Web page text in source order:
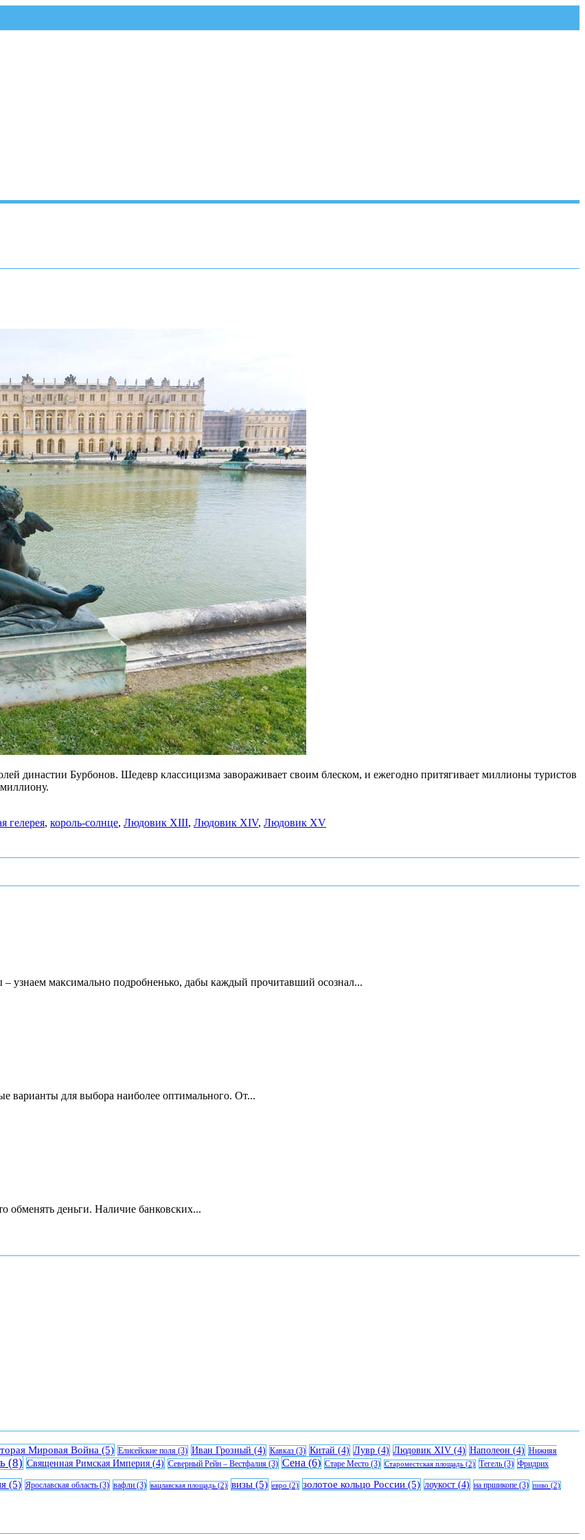
династии Бурбонов. Шедевр классицизма завораживает своим блеском, и ежегодно притягивает миллионы туристов
гелерея, король-солнце, Людовик XIII, Людовик XIV, Людовик XV
– узнаем максимально подробненько, дабы каждый прочитавший осознал...
варианты для выбора наиболее оптимального. От...
обменять деньги. Наличие банковских...
Мировая Война (5) Елисейские поля (3) Иван Грозный (4) Кавказ (3) Китай (4) Лувр (4) Людовик XIV (4) Наполеон (4) Нижняя
(8) Священная Римская Империя (4) Северный Рейн – Вестфалия (3) Сена (6) Старе Место (3) Староместская площадь (2) Тегель (3) Фридрих
(5) Ярославская область (3) вафли (3) вацлавская площадь (2) визы (5) евро (2) золотое кольцо России (5) лоукост (4) на пршикопе (3) пиво (2)